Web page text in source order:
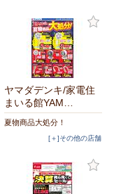
ヤマダデンキ/家電住
まいる館YAM…
夏物商品大処分！
[＋]その他の店舗